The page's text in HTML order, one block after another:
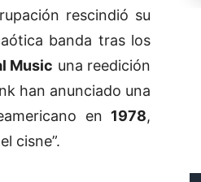
rescindió su
banda tras los
Music una reedición
han anunciado una
en 1978,
cisne”.